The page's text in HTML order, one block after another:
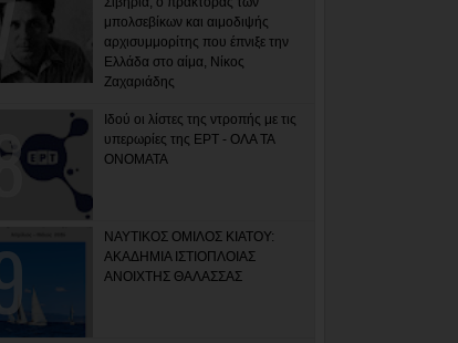
μπολσεβίκων και αιμοδιψής
αρχισυμμορίτης που έπνιξε την
Ελλάδα στο αίμα, Νίκος
Ζαχαριάδης
Ιδού οι λίστες της ντροπής με τις
υπερωρίες της ΕΡΤ - ΟΛΑ ΤΑ
ΟΝΟΜΑΤΑ
ΝΑΥΤΙΚΟΣ ΟΜΙΛΟΣ ΚΙΑΤΟΥ:
ΑΚΑΔΗΜΙΑ ΙΣΤΙΟΠΛΟΙΑΣ
ΑΝΟΙΧΤΗΣ ΘΑΛΑΣΣΑΣ